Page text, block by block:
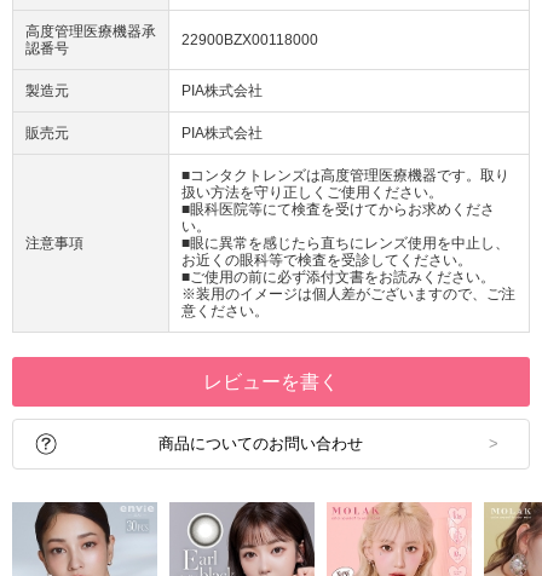
高度管理医療機器承
認番号
22900BZX00118000
製造元 PIA株式会社
販売元 PIA株式会社
注意事項
■コンタクトレンズは高度管理医療機器です。取り
扱い方法を守り正しくご使用ください。
■眼科医院等にて検査を受けてからお求めくださ
い。
■眼に異常を感じたら直ちにレンズ使用を中止し、
お近くの眼科等で検査を受診してください。
■ご使用の前に必ず添付文書をお読みください。
※装用のイメージは個人差がございますので、ご注
意ください。
レビューを書く
商品についてのお問い合わせ